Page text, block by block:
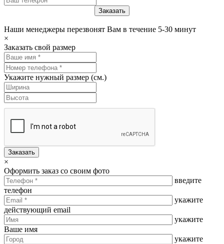
Наши менеджеры перезвонят Вам в течение 5-30 минут
×
Заказать свой размер
Укажите нужный размер (см.)
Заказать
×
Оформить заказ со своим фото
введите
телефон
укажите
действующий email
укажите
Ваше имя
укажите